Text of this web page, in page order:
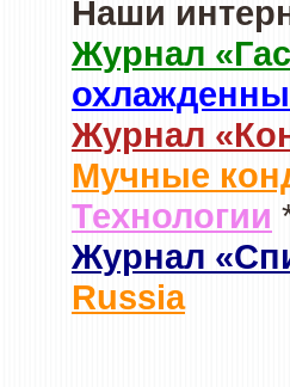
Наши
Журнал
Журнал
Мучные
Технологии
Журнал
Russia